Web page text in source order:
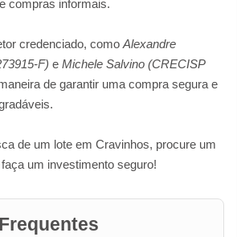
compras informais.
credenciado, como Alexandre
F) e Michele Salvino (CRECISP
de garantir uma compra segura e
de um lote em Cravinhos, procure um
um investimento seguro!